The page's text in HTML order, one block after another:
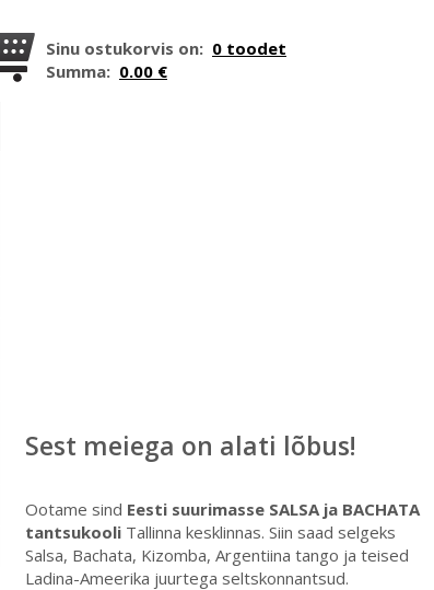
Sinu ostukorvis on: 0 toodet
Summa: 0.00 €
Sest meiega on alati lõbus!
Ootame sind Eesti suurimasse SALSA ja BACHATA
tantsukooliTallinna kesklinnas. Siin saad selgeks
Salsa, Bachata, Kizomba, Argentiina tango ja teised
Ladina-Ameerika juurtega seltskonnantsud.